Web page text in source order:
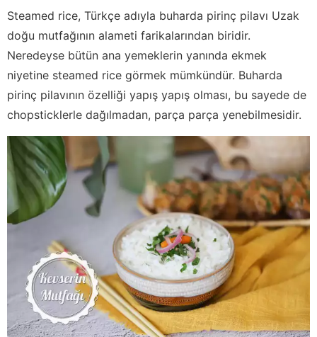
Steamed rice, Türkçe adıyla buharda pirinç pilavı Uzak
doğu mutfağının alameti farikalarından biridir.
Neredeyse bütün ana yemeklerin yanında ekmek
niyetine steamed rice görmek mümkündür. Buharda
pirinç pilavının özelliği yapış yapış olması, bu sayede de
chopsticklerle dağılmadan, parça parça yenebilmesidir.